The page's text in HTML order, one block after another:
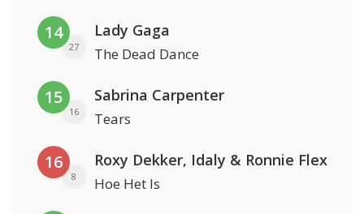
14
27
Lady Gaga
The Dead Dance
15
16
Sabrina Carpenter
Tears
16
8
Roxy Dekker, Idaly & Ronnie Flex
Hoe Het Is